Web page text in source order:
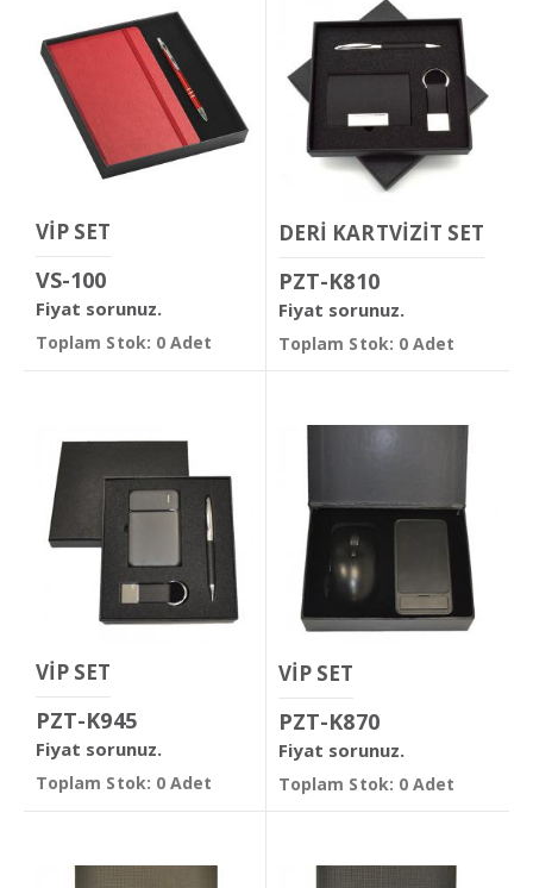
VİP SET
VS-100
Fiyat sorunuz.
Toplam Stok: 0 Adet
DERİ KARTVİZİT SET
PZT-K810
Fiyat sorunuz.
Toplam Stok: 0 Adet
VİP SET
PZT-K945
Fiyat sorunuz.
Toplam Stok: 0 Adet
VİP SET
PZT-K870
Fiyat sorunuz.
Toplam Stok: 0 Adet